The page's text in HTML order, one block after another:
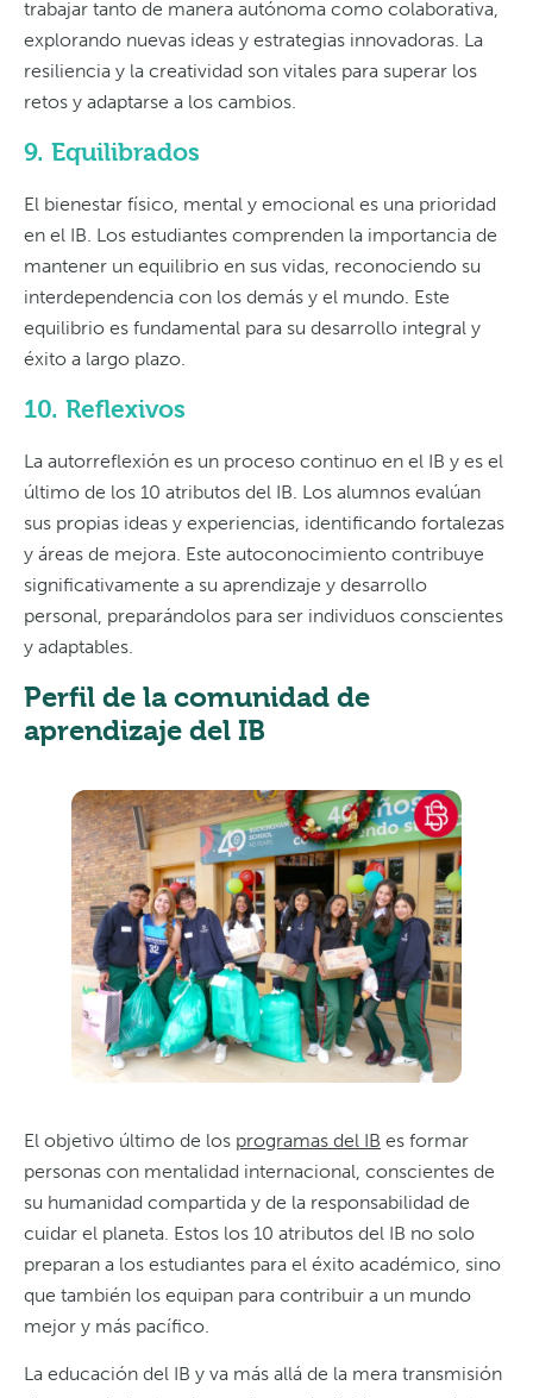
trabajar tanto de manera autónoma como colaborativa,
explorando nuevas ideas y estrategias innovadoras. La
resiliencia y la creatividad son vitales para superar los
retos y adaptarse a los cambios.
9. Equilibrados
El bienestar físico, mental y emocional es una prioridad
en el IB. Los estudiantes comprenden la importancia de
mantener un equilibrio en sus vidas, reconociendo su
interdependencia con los demás y el mundo. Este
equilibrio es fundamental para su desarrollo integral y
éxito a largo plazo.
10. Reflexivos
La autorreflexión es un proceso continuo en el IB y es el
último de los 10 atributos del IB. Los alumnos evalúan
sus propias ideas y experiencias, identificando fortalezas
y áreas de mejora. Este autoconocimiento contribuye
significativamente a su aprendizaje y desarrollo
personal, preparándolos para ser individuos conscientes
y adaptables.
Perfil de la comunidad de
aprendizaje del IB
El objetivo último de los programas del IB es formar
personas con mentalidad internacional, conscientes de
su humanidad compartida y de la responsabilidad de
cuidar el planeta. Estos los 10 atributos del IB no solo
preparan a los estudiantes para el éxito académico, sino
que también los equipan para contribuir a un mundo
mejor y más pacífico.
La educación del IB y va más allá de la mera transmisión